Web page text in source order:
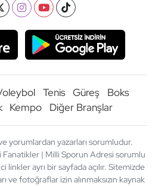
Tenis Güreş
Boks
Kempo Diğer Branşlar
yorumlardan yazarları sorumludur.
Fanatikler | Milli Sporun Adresi sorumlu
ayrı bir sayfada açılır. Sitemizde
ve fotoğraflar izin alınmaksızın kaynak